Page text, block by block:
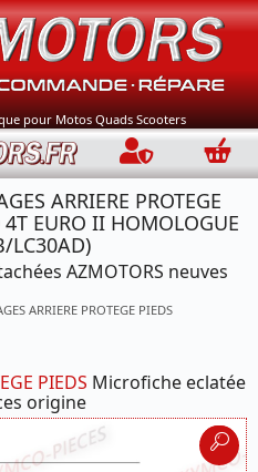
pour Motos Quads Scooters
Connection
ARRIERE PROTEGE
EURO II HOMOLOGUE
LC30AD)
AZMOTORS neuves
ARRIERE PROTEGE PIEDS
PIEDS Microfiche eclatée
origine